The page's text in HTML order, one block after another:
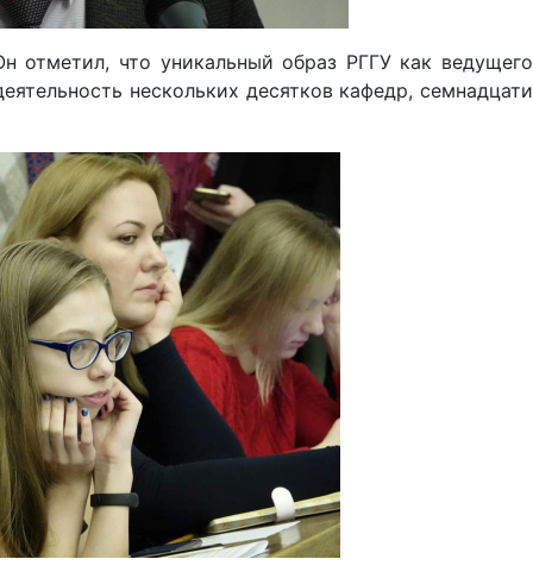
отметил, что уникальный образ РГГУ как ведущего
нескольких десятков кафедр, семнадцати